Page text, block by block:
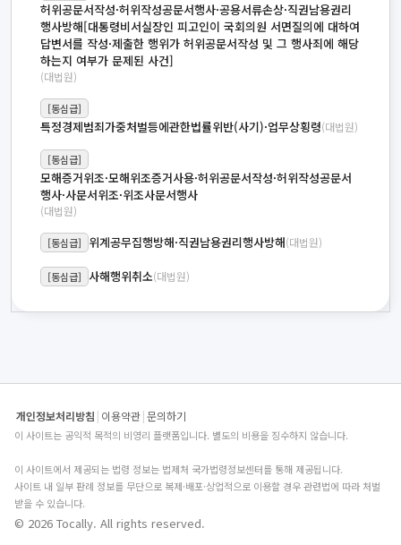
허위공문서작성·허위작성공문서행사·공용서류손상·직권남용권리
행사방해[대통령비서실장인 피고인이 국회의원 서면질의에 대하여
답변서를 작성·제출한 행위가 허위공문서작성 및 그 행사죄에 해당
하는지 여부가 문제된 사건]
(대법원)
[동심급]
특정경제범죄가중처벌등에관한법률위반(사기)·업무상횡령(대법원)
[동심급]
모해증거위조·모해위조증거사용·허위공문서작성·허위작성공문서
행사·사문서위조·위조사문서행사
(대법원)
[동심급] 위계공무집행방해·직권남용권리행사방해(대법원)
[동심급] 사해행위취소(대법원)
개인정보처리방침 | 이용약관|문의하기
이 사이트는 공익적 목적의 비영리 플랫폼입니다. 별도의 비용을 징수하지 않습니다.
이 사이트에서 제공되는 법령 정보는 법제처 국가법령정보센터를 통해 제공됩니다.
사이트 내 일부 판례 정보를 무단으로 복제·배포·상업적으로 이용할 경우 관련법에 따라 처벌
받을 수 있습니다.
© 2026 Tocally. All rights reserved.